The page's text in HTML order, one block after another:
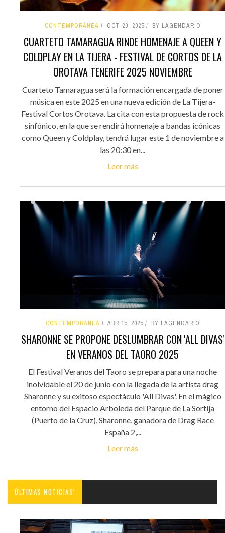
CONTEMPORÁNEA OCT 29, 2025 BY LAGENDARIO
CUARTETO TAMARAGUA RINDE HOMENAJE A QUEEN Y
COLDPLAY EN LA TIJERA - FESTIVAL DE CORTOS DE LA
OROTAVA TENERIFE 2025 NOVIEMBRE
Cuarteto Tamaragua será la formación encargada de poner
música en este 2025 en una nueva edición de La Tijera-
Festival Cortos Orotava. La cita con esta propuesta de rock
sinfónico, en la que se rendirá homenaje a bandas icónicas
como Queen y Coldplay, tendrá lugar este 1 de noviembre a
las 20:30 en...
Leer más
CONTEMPORÁNEA ABR 15, 2025 BY LAGENDARIO
SHARONNE SE PROPONE DESLUMBRAR CON 'ALL DIVAS'
EN VERANOS DEL TAORO 2025
El Festival Veranos del Taoro se prepara para una noche
inolvidable el 20 de junio con la llegada de la artista drag
Sharonne y su exitoso espectáculo 'All Divas'. En el mágico
entorno del Espacio Arboleda del Parque de La Sortija
(Puerto de la Cruz), Sharonne, ganadora de Drag Race
España 2,...
Leer más
ÚLTIMAS NOTICIAS'